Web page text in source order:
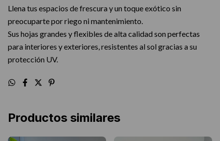
Llena tus espacios de frescura y un toque exótico sin
preocuparte por riego ni mantenimiento.
Sus hojas grandes y flexibles de alta calidad son perfectas
para interiores y exteriores, resistentes al sol gracias a su
protección UV.
Productos similares